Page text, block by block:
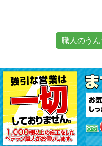
職人のう